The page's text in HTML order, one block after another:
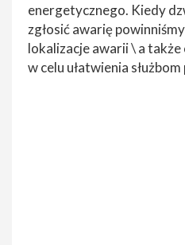
energetycznego. Kiedy
zgłosić awarię
lokalizacje awarii \ a także
w celu ułatwienia służbom